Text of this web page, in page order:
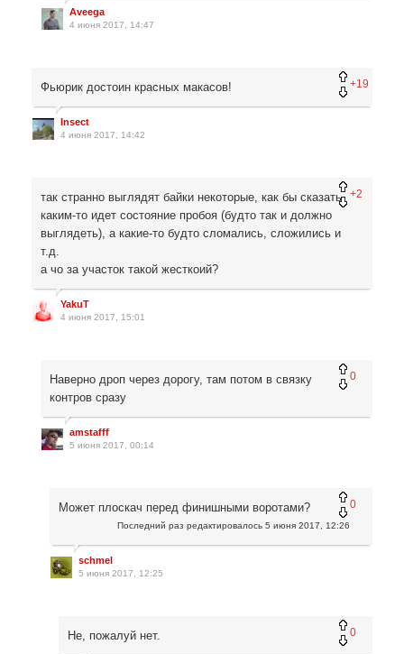
Aveega
4 июня 2017, 14:47
+19
Фьюрик достоин красных макасов!
Insect
4 июня 2017, 14:42
+2
так странно выглядят байки некоторые, как бы сказать,
каким-то идет состояние пробоя (будто так и должно
выглядеть), а какие-то будто сломались, сложились и
т.д.
а чо за участок такой жесткоий?
YakuT
4 июня 2017, 15:01
0
Наверно дроп через дорогу, там потом в связку
контров сразу
amstafff
5 июня 2017, 00:14
0
Может плоскач перед финишными воротами?
Последний раз редактировалось 5 июня 2017, 12:26
schmel
5 июня 2017, 12:25
0
Не, пожалуй нет.